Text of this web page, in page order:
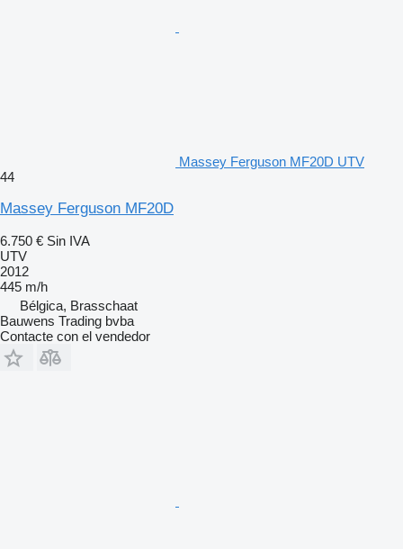
Massey Ferguson MF20D UTV
44
Massey Ferguson MF20D
6.750 € Sin IVA
UTV
2012
445 m/h
Bélgica, Brasschaat
Bauwens Trading bvba
Contacte con el vendedor